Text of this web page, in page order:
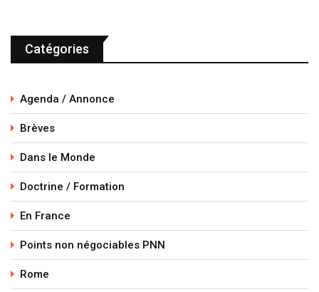
Catégories
Agenda / Annonce
Brèves
Dans le Monde
Doctrine / Formation
En France
Points non négociables PNN
Rome